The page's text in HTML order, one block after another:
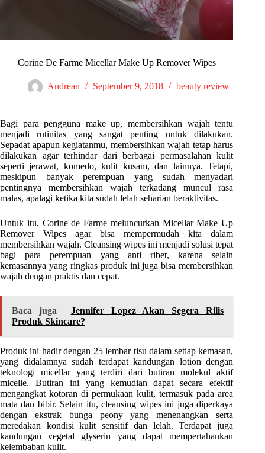
Corine De Farme Micellar Make Up Remover Wipes
Andrean September 9, 2018 beauty review
Bagi para pengguna make up, membersihkan wajah tentu
menjadi rutinitas yang sangat penting untuk dilakukan.
Sepadat apapun kegiatanmu, membersihkan wajah tetap harus
dilakukan agar terhindar dari berbagai permasalahan kulit
seperti jerawat, komedo, kulit kusam, dan lainnya. Tetapi,
meskipun banyak perempuan yang sudah menyadari
pentingnya membersihkan wajah terkadang muncul rasa
malas, apalagi ketika kita sudah lelah seharian beraktivitas.
Untuk itu, Corine de Farme meluncurkan Micellar Make Up
Remover Wipes agar bisa mempermudah kita dalam
membersihkan wajah. Cleansing wipes ini menjadi solusi tepat
bagi para perempuan yang anti ribet, karena selain
kemasannya yang ringkas produk ini juga bisa membersihkan
wajah dengan praktis dan cepat.
Baca juga
Jennifer Lopez Akan Segera Rilis
Produk Skincare?
Produk ini hadir dengan 25 lembar tisu dalam setiap kemasan,
yang didalamnya sudah terdapat kandungan lotion dengan
teknologi micellar yang terdiri dari butiran molekul aktif
micelle. Butiran ini yang kemudian dapat secara efektif
mengangkat kotoran di permukaan kulit, termasuk pada area
mata dan bibir. Selain itu, cleansing wipes ini juga diperkaya
dengan ekstrak bunga peony yang menenangkan serta
meredakan kondisi kulit sensitif dan lelah. Terdapat juga
kandungan vegetal glyserin yang dapat mempertahankan
kelembaban kulit.